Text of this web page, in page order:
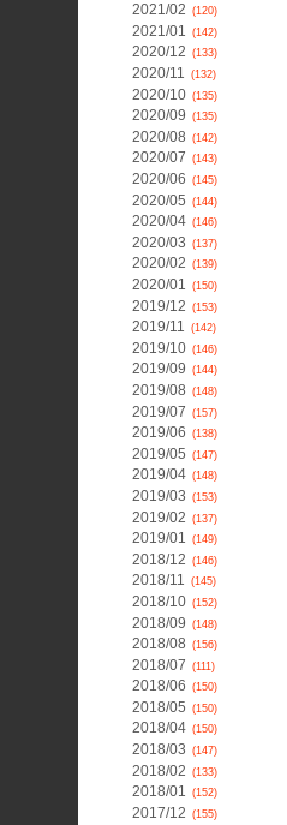
2021/02 (120)
2021/01 (142)
2020/12 (133)
2020/11 (132)
2020/10 (135)
2020/09 (135)
2020/08 (142)
2020/07 (143)
2020/06 (145)
2020/05 (144)
2020/04 (146)
2020/03 (137)
2020/02 (139)
2020/01 (150)
2019/12 (153)
2019/11 (142)
2019/10 (146)
2019/09 (144)
2019/08 (148)
2019/07 (157)
2019/06 (138)
2019/05 (147)
2019/04 (148)
2019/03 (153)
2019/02 (137)
2019/01 (149)
2018/12 (146)
2018/11 (145)
2018/10 (152)
2018/09 (148)
2018/08 (156)
2018/07 (111)
2018/06 (150)
2018/05 (150)
2018/04 (150)
2018/03 (147)
2018/02 (133)
2018/01 (152)
2017/12 (155)